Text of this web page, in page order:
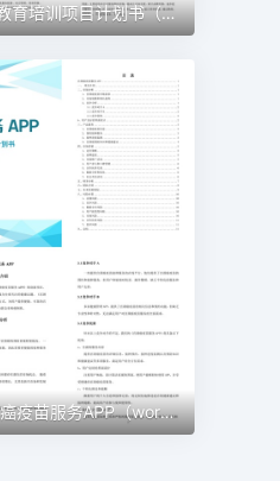
50月嫂教育培训项目计划书（word＋ppt配套）创业计划书word模板
44 宫颈癌疫苗服务APP（word＋ppt配套）创业计划书word模板